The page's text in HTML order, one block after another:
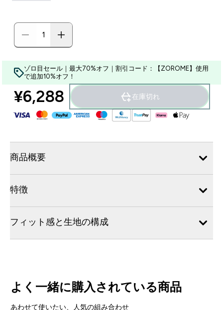
ゾロ目セール｜最大70%オフ｜割引コード：【ZOROME】使用
で追加10%オフ！
¥6,288‎ 在庫切れ
商品概要
特徴
フィット感と生地の構成
よく一緒に購入されている商品
あわせて使いたい、人気の組み合わせ